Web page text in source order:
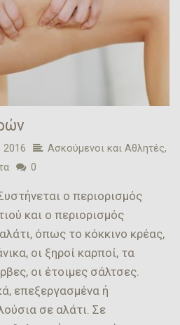
2016 Ασκούμενοι και Αθλητές,
0
ο περιορισμός
και ο περιορισμός
όπως το κόκκινο κρέας,
οι ξηροί καρποί, τα
οι έτοιμες σάλτσες.
επεξεργασμένα ή
σε αλάτι. Σε